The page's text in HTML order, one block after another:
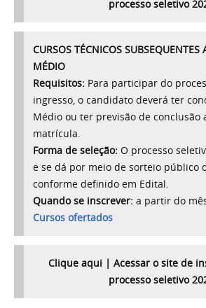
processo seletivo
CURSOS TÉCNICOS SUBSEQUENTES
MÉDIO
Requisitos: Para participar do
ingresso, o candidato deverá ter
Médio ou ter previsão de conclusão
matrícula.
Forma de seleção: O processo
e se dá por meio de sorteio público
conforme definido em Edital.
Quando se inscrever: a partir do
Cursos ofertados
Clique aqui | Acessar o site de
processo seletivo